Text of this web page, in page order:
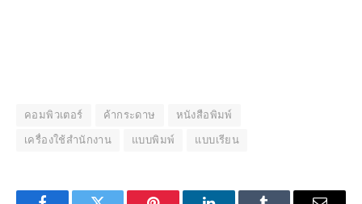
คอมพิวเตอร์ ค้ากระดาษ
หนังสือพิมพ์
เครื่องใช้สำนักงาน
แบบพิมพ์ แบบเรียน